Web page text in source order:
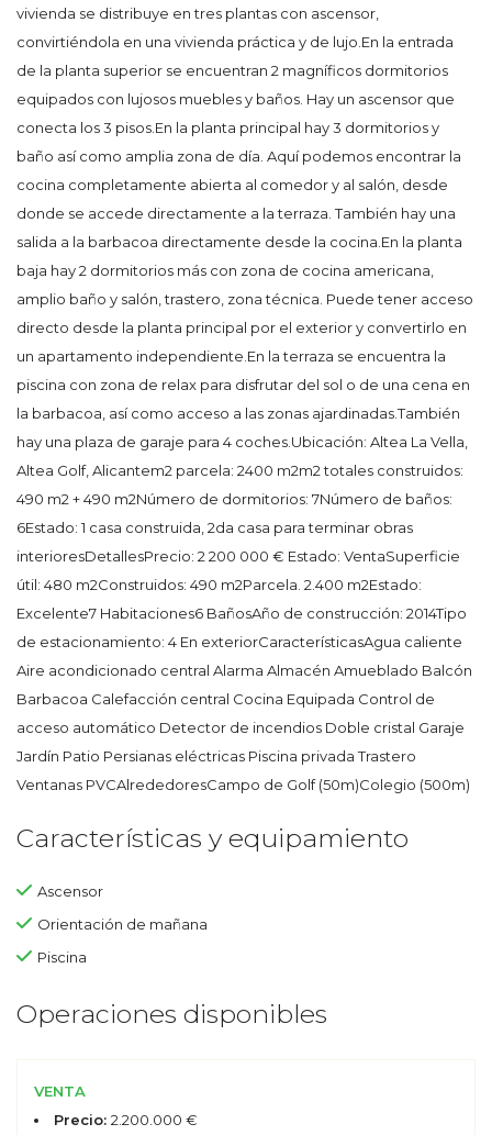
vivienda se distribuye en tres plantas con ascensor,
convirtiéndola en una vivienda práctica y de lujo.En la entrada
de la planta superior se encuentran 2 magníficos dormitorios
equipados con lujosos muebles y baños. Hay un ascensor que
conecta los 3 pisos.En la planta principal hay 3 dormitorios y
baño así como amplia zona de día. Aquí podemos encontrar la
cocina completamente abierta al comedor y al salón, desde
donde se accede directamente a la terraza. También hay una
salida a la barbacoa directamente desde la cocina.En la planta
baja hay 2 dormitorios más con zona de cocina americana,
amplio baño y salón, trastero, zona técnica. Puede tener acceso
directo desde la planta principal por el exterior y convertirlo en
un apartamento independiente.En la terraza se encuentra la
piscina con zona de relax para disfrutar del sol o de una cena en
la barbacoa, así como acceso a las zonas ajardinadas.También
hay una plaza de garaje para 4 coches.Ubicación: Altea La Vella,
Altea Golf, Alicantem2 parcela: 2400 m2m2 totales construidos:
490 m2 + 490 m2Número de dormitorios: 7Número de baños:
6Estado: 1 casa construida, 2da casa para terminar obras
interioresDetallesPrecio: 2 200 000 € Estado: VentaSuperficie
útil: 480 m2Construidos: 490 m2Parcela. 2.400 m2Estado:
Excelente7 Habitaciones6 BañosAño de construcción: 2014Tipo
de estacionamiento: 4 En exteriorCaracterísticasAgua caliente
Aire acondicionado central Alarma Almacén Amueblado Balcón
Barbacoa Calefacción central Cocina Equipada Control de
acceso automático Detector de incendios Doble cristal Garaje
Jardín Patio Persianas eléctricas Piscina privada Trastero
Ventanas PVCAlrededoresCampo de Golf (50m)Colegio (500m)
Características y equipamiento
Ascensor
Orientación de mañana
Piscina
Operaciones disponibles
VENTA
Precio: 2.200.000 €